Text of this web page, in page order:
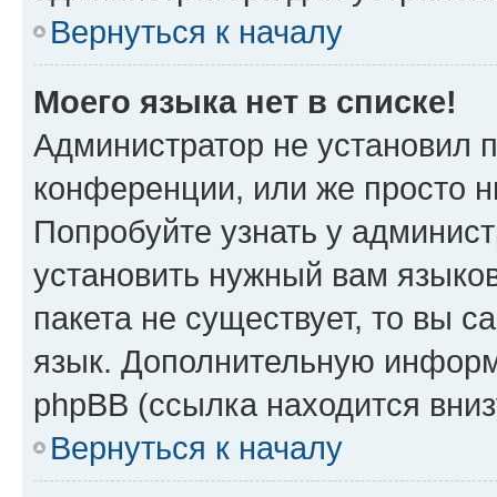
Вернуться к началу
Моего языка нет в списке!
Администратор не установил
конференции, или же просто
Попробуйте узнать у
установить нужный вам
пакета не существует, то вы
язык. Дополнительную
phpBB (ссылка находится
Вернуться к началу